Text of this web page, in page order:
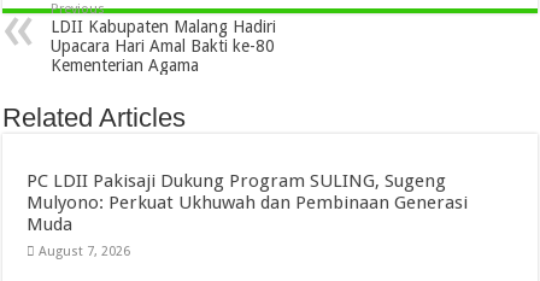
Previous
LDII Kabupaten Malang Hadiri
Upacara Hari Amal Bakti ke-80
Kementerian Agama
Related Articles
PC LDII Pakisaji Dukung Program SULING, Sugeng
Mulyono: Perkuat Ukhuwah dan Pembinaan Generasi
Muda
August 7, 2026